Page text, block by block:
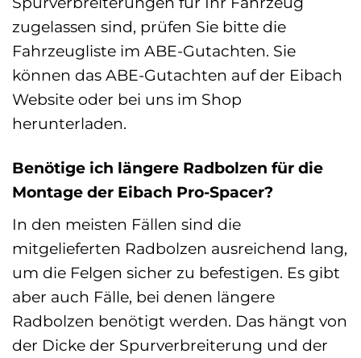
zugelassen sind, prüfen Sie bitte die
Fahrzeugliste im ABE-Gutachten. Sie
können das ABE-Gutachten auf der Eibach
Website oder bei uns im Shop
herunterladen.
Benötige ich längere Radbolzen für die
Montage der Eibach Pro-Spacer?
In den meisten Fällen sind die
mitgelieferten Radbolzen ausreichend lang,
um die Felgen sicher zu befestigen. Es gibt
aber auch Fälle, bei denen längere
Radbolzen benötigt werden. Das hängt von
der Dicke der Spurverbreiterung und der